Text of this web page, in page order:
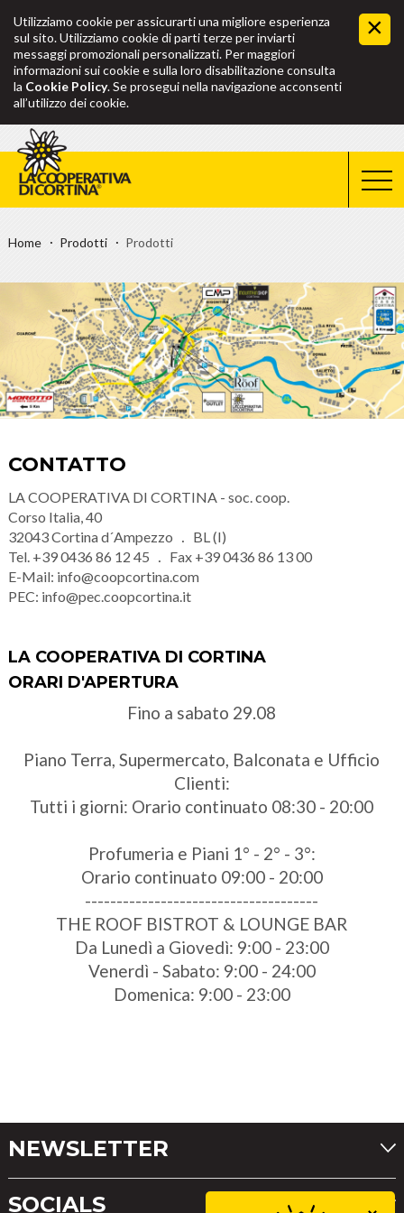
Utilizziamo cookie per assicurarti una migliore esperienza
sul sito. Utilizziamo cookie di parti terze per inviarti
messaggi promozionali personalizzati. Per maggiori
informazioni sui cookie e sulla loro disabilitazione consulta
la Cookie Policy. Se prosegui nella navigazione acconsenti
all’utilizzo dei cookie.
Home Prodotti Prodotti
CONTATTO
LA COOPERATIVA DI CORTINA - soc. coop.
Corso Italia, 40
32043Cortina d´Ampezzo
BL (I)
Tel. +39 0436 86 12 45 Fax +39 0436 86 13 00
E-Mail: info@coopcortina.com
PEC: info@pec.coopcortina.it
LA COOPERATIVA DI CORTINA
ORARI D'APERTURA
Fino a sabato 29.08
Piano Terra, Supermercato, Balconata e Ufficio
Clienti:
Tutti i giorni: Orario continuato 08:30 - 20:00
Profumeria e Piani 1° - 2° - 3°:
Orario continuato 09:00 - 20:00
-------------------------------------
THE ROOF BISTROT & LOUNGE BAR
Da Lunedì a Giovedì: 9:00 - 23:00
Venerdì - Sabato: 9:00 - 24:00
Domenica: 9:00 - 23:00
NEWSLETTER
SOCIALS